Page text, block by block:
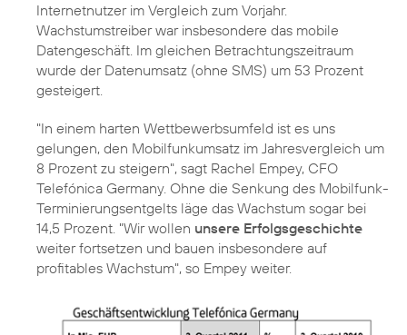
Internetnutzer im Vergleich zum Vorjahr.
Wachstumstreiber war insbesondere das mobile
Datengeschäft. Im gleichen Betrachtungszeitraum
wurde der Datenumsatz (ohne SMS) um 53 Prozent
gesteigert.
"In einem harten Wettbewerbsumfeld ist es uns
gelungen, den Mobilfunkumsatz im Jahresvergleich um
8 Prozent zu steigern", sagt Rachel Empey, CFO
Telefónica Germany. Ohne die Senkung des Mobilfunk-
Terminierungsentgelts läge das Wachstum sogar bei
14,5 Prozent. "Wir wollen unsere Erfolgsgeschichte
weiter fortsetzen und bauen insbesondere auf
profitables Wachstum", so Empey weiter.